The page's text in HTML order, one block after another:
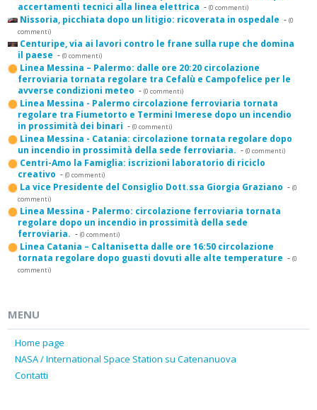
accertamenti tecnici alla linea elettrica - (0 commenti)
Nissoria, picchiata dopo un litigio: ricoverata in ospedale - (0
commenti)
Centuripe, via ai lavori contro le frane sulla rupe che domina
il paese - (0 commenti)
Linea Messina – Palermo: dalle ore 20:20 circolazione
ferroviaria tornata regolare tra Cefalù e Campofelice per le
avverse condizioni meteo - (0 commenti)
Linea Messina - Palermo circolazione ferroviaria tornata
regolare tra Fiumetorto e Termini Imerese dopo un incendio
in prossimità dei binari - (0 commenti)
Linea Messina - Catania: circolazione tornata regolare dopo
un incendio in prossimità della sede ferroviaria. - (0 commenti)
Centri-Amo la Famiglia: iscrizioni laboratorio di riciclo
creativo - (0 commenti)
La vice Presidente del Consiglio Dott.ssa Giorgia Graziano - (0
commenti)
Linea Messina - Palermo: circolazione ferroviaria tornata
regolare dopo un incendio in prossimità della sede
ferroviaria. - (0 commenti)
Linea Catania – Caltanisetta dalle ore 16:50 circolazione
tornata regolare dopo guasti dovuti alle alte temperature - (0
commenti)
MENU
Home page
NASA / International Space Station su Catenanuova
Contatti